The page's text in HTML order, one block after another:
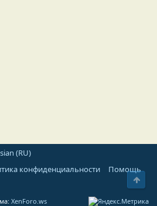
(RU)
конфиденциальности Помощь
XenForo.ws